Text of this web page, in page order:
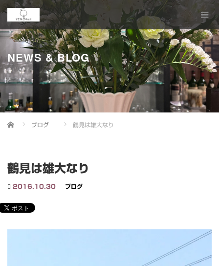
NEWS & BLOG
Home ブログ 鶴見は雄大なり
鶴見は雄大なり
2016.10.30 ブログ